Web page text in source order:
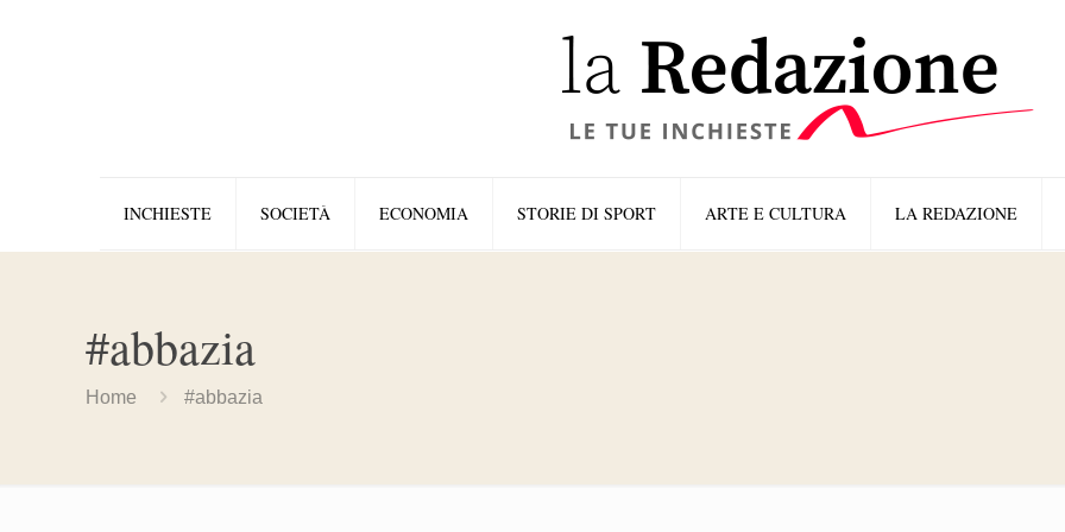
INCHIESTE SOCIETÀ ECONOMIA STORIE DI SPORT ARTE E CULTURA LA REDAZIONE
#abbazia
Home #abbazia